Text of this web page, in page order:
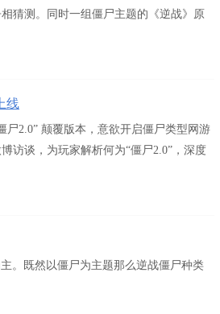
猜测。同时一组僵尸主题的《逆战》原
线
尸2.0” 颠覆版本，意欲开启僵尸类型网游
访谈，为玩家解析何为“僵尸2.0”，深度
。既然以僵尸为主题那么逆战僵尸种类